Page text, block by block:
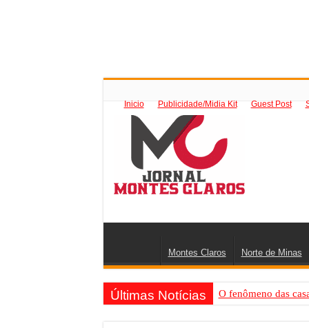
Inicio Publicidade/Midia Kit Guest Post
Montes Claros Norte de Minas
Últimas Notícias O fenômeno das